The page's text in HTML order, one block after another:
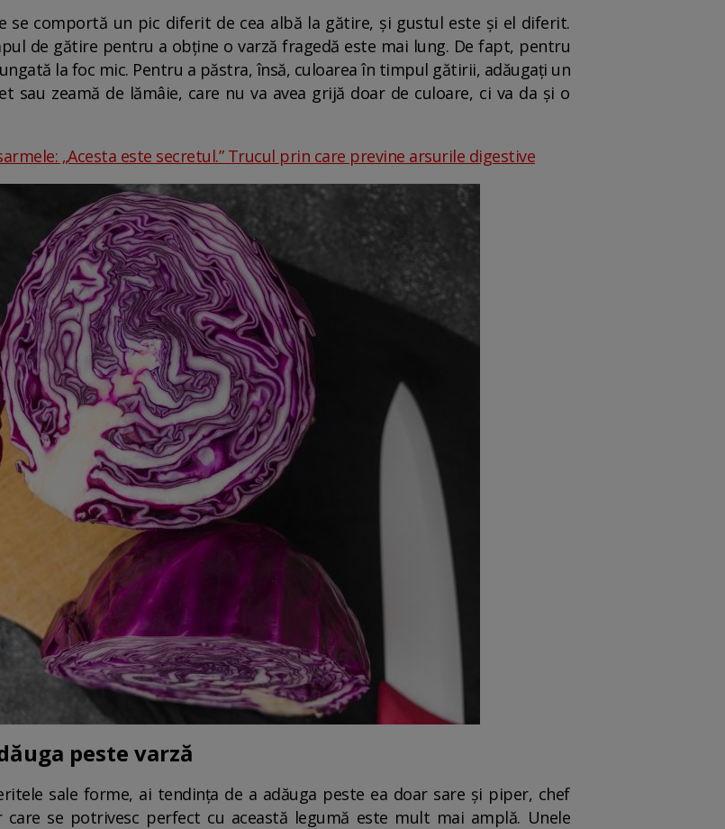
se comportă un pic diferit de cea albă la gătire, și gustul este și el diferit.
de gătire pentru a obține o varză fragedă este mai lung. De fapt, pentru
la foc mic. Pentru a păstra, însă, culoarea în timpul gătirii, adăugați un
sau zeamă de lămâie, care nu va avea grijă doar de culoare, ci va da și o
„Acesta este secretul.” Trucul prin care previne arsurile digestive
peste varză
sale forme, ai tendința de a adăuga peste ea doar sare și piper, chef
care se potrivesc perfect cu această legumă este mult mai amplă. Unele